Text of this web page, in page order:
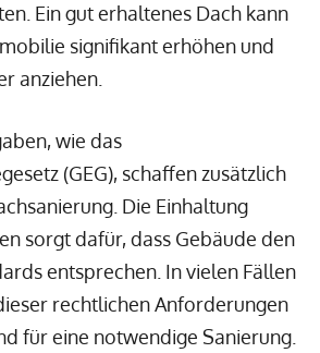
Ein gut erhaltenes Dach kann
signifikant erhöhen und
anziehen.
wie das
(GEG), schaffen zusätzlich
Die Einhaltung
sorgt dafür, dass Gebäude den
entsprechen. In vielen Fällen
rechtlichen Anforderungen
für eine notwendige Sanierung.